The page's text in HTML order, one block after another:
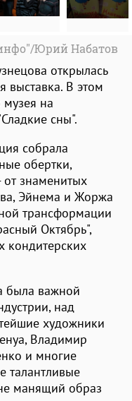
Юрий Набатов
открылась
выставка. В этом
на
сны".
собрала
обертки,
знаменитых
Эйнема и Жоржа
трансформации
Октябрь",
кондитерских
была важной
над
художники
Владимир
и многие
талантливые
манящий образ